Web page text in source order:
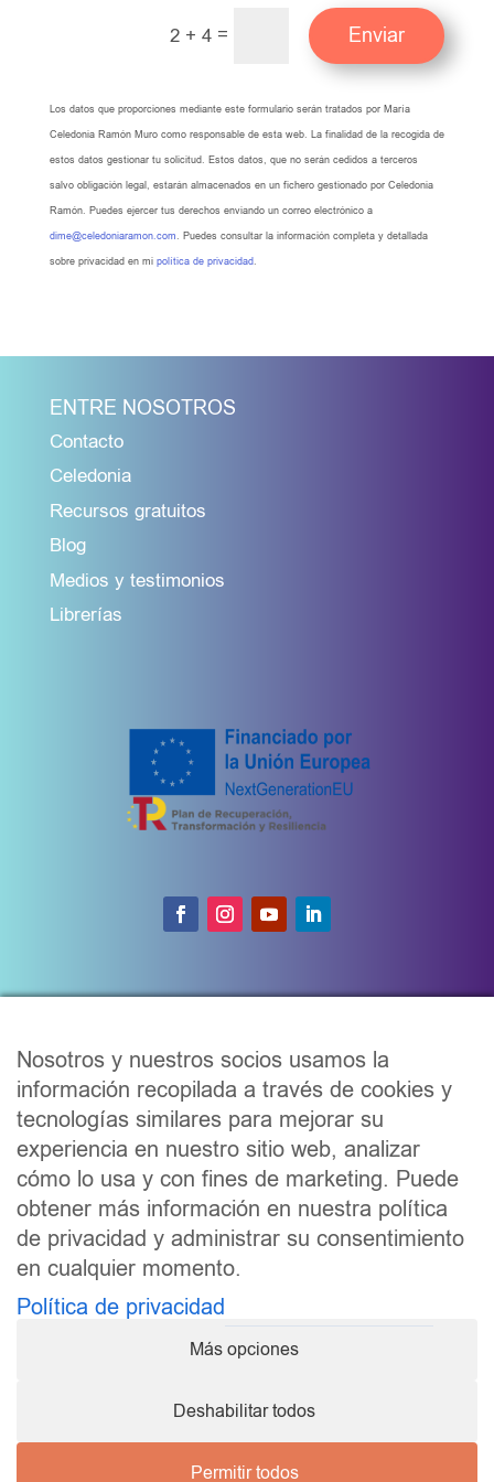
2 + 4 = Enviar
Los datos que proporciones mediante este formulario serán tratados por María
Celedonia Ramón Muro como responsable de esta web. La finalidad de la recogida de
estos datos gestionar tu solicitud. Estos datos, que no serán cedidos a terceros
salvo obligación legal, estarán almacenados en un fichero gestionado por Celedonia
Ramón. Puedes ejercer tus derechos enviando un correo electrónico a
dime@celedoniaramon.com. Puedes consultar la información completa y detallada
sobre privacidad en mi política de privacidad.
ENTRE NOSOTROS
Contacto
Celedonia
Recursos gratuitos
Blog
Medios y testimonios
Librerías
He leído y acepto lapolítica de privacidad, y
recibir información de tus productos.
He leído y acepto
ME APUNTO YA
derechos reservados | 2020-2026 ®
Esta web no forma parte del sitio web de Facebook ni
patrocinado de ningún modo por Facebook.
Nosotros y nuestros socios usamos la
información recopilada a través de cookies y
tecnologías similares para mejorar su
experiencia en nuestro sitio web, analizar
cómo lo usa y con fines de marketing. Puede
obtener más información en nuestra política
de privacidad y administrar su consentimiento
en cualquier momento.
Política de privacidad
Más opciones
Deshabilitar todos
Permitir todos